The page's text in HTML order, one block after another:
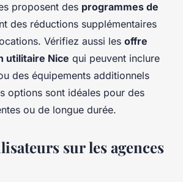
proposent des programmes de
des réductions supplémentaires
Vérifiez aussi les offre
utilitaire Nice qui peuvent inclure
des équipements additionnels
options sont idéales pour des
ou de longue durée.
sur les agences